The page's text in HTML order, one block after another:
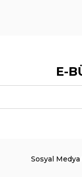
E-
Sosyal Medya